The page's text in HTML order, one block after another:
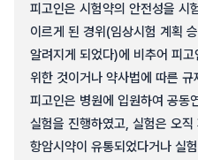
피고인은 시험약의 안전성을 시
이르게 된 경위(임상시험 계획
알려지게 되었다)에 비추어 피
위한 것이거나 약사법에 따른
피고인은 병원에 입원하여 공동
실험을 진행하였고, 실험은 오
항암시약이 유통되었다거나 실